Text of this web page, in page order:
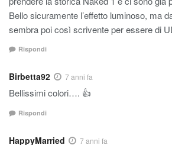
Bello sicuramente l’effetto luminoso, ma
sembra poi così scrivente per essere di
Rispondi
Birbetta92 7 anni fa
Bellissimi colori…. 👍
Rispondi
HappyMarried 7 anni fa